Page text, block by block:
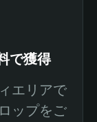
で獲得
エリアで
ップをご